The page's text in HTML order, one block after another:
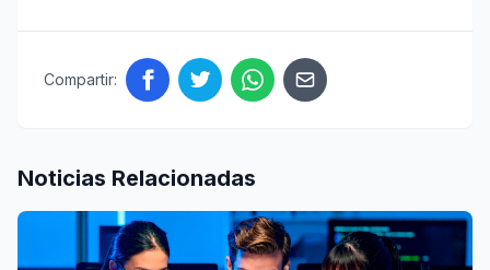
Compartir:
Noticias Relacionadas